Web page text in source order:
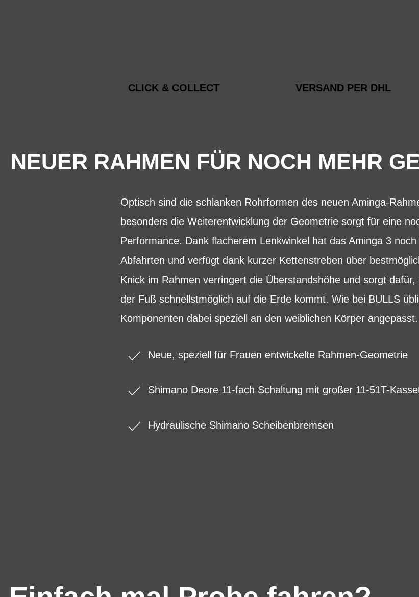
CLICK & COLLECT VERSAND PER DHL
NEUER RAHMEN FÜR NOCH MEHR
Optisch sind die schlanken Rohrformen des neuen Aminga-
besonders die Weiterentwicklung der Geometrie sorgt für eine
Performance. Dank flacherem Lenkwinkel hat das Aminga 3
Abfahrten und verfügt dank kurzer Kettenstreben über
Knick im Rahmen verringert die Überstandshöhe und sorgt
der Fuß schnellstmöglich auf die Erde kommt. Wie bei BULLS
Komponenten dabei speziell an den weiblichen Körper angepasst.
Neue, speziell für Frauen entwickelte Rahmen-Geometrie
Shimano Deore 11-fach Schaltung mit großer 11-51T-
Hydraulische Shimano Scheibenbremsen